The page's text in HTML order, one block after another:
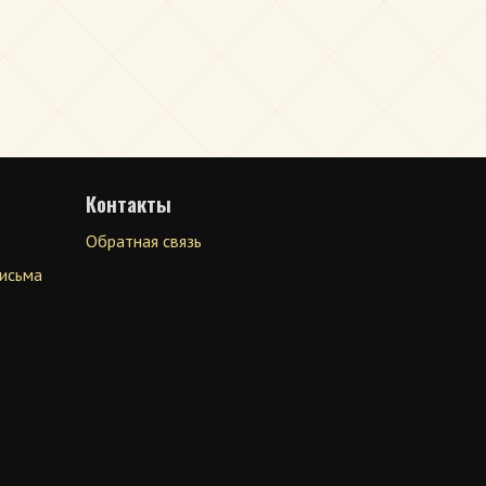
Контакты
Обратная связь